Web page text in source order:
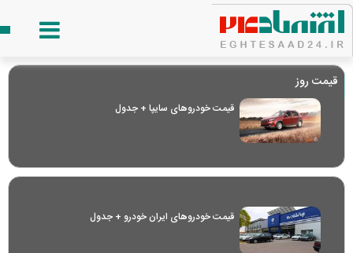
قیمت روز
قیمت خودرو‌های سایپا + جدول
قیمت خودرو‌های ایران خودرو + جدول